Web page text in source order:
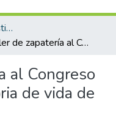
Portal de Revistas del Instituto Tecnológico de Costa Rica
Del taller de zapatería al Congreso de la República Historia de vida de un zapatero
al Congreso
de vida de